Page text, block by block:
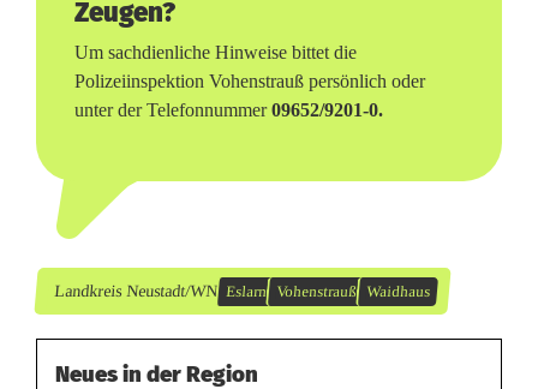
Zeugen?
Um sachdienliche Hinweise bittet die
Polizeiinspektion Vohenstrauß persönlich oder
unter der Telefonnummer09652/9201-0.
Landkreis Neustadt/WN Eslarn Vohenstrauß Waidhaus
Neues in der Region